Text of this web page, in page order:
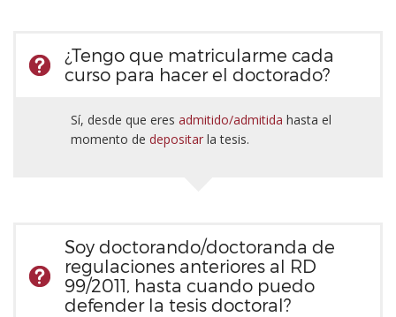
¿Tengo que matricularme cada
curso para hacer el doctorado?
Sí, desde que eres admitido/admitida hasta el
momento de depositar la tesis.
Soy doctorando/doctoranda de
regulaciones anteriores al RD
99/2011, hasta cuando puedo
defender la tesis doctoral?